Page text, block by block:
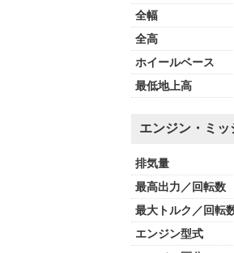
全幅
全高
ホイールベース
最低地上高
エンジン・ミ
排気量
最高出力／回転数
最大トルク／回転
エンジン型式